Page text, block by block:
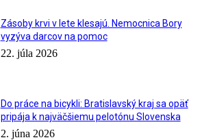
Zásoby krvi v lete klesajú. Nemocnica Bory
vyzýva darcov na pomoc
22. júla 2026
Do práce na bicykli: Bratislavský kraj sa opäť
pripája k najväčšiemu pelotónu Slovenska
2. júna 2026